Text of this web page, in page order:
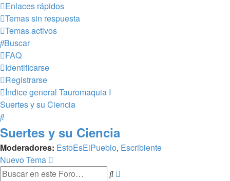
Enlaces rápidos
Temas sin respuesta
Temas activos
Buscar
FAQ
Identificarse
Registrarse
Índice general Tauromaquia I
Suertes y su Ciencia
Buscar
Suertes y su Ciencia
Moderadores: EstoEsElPueblo, Escribiente
Nuevo Tema
Buscar